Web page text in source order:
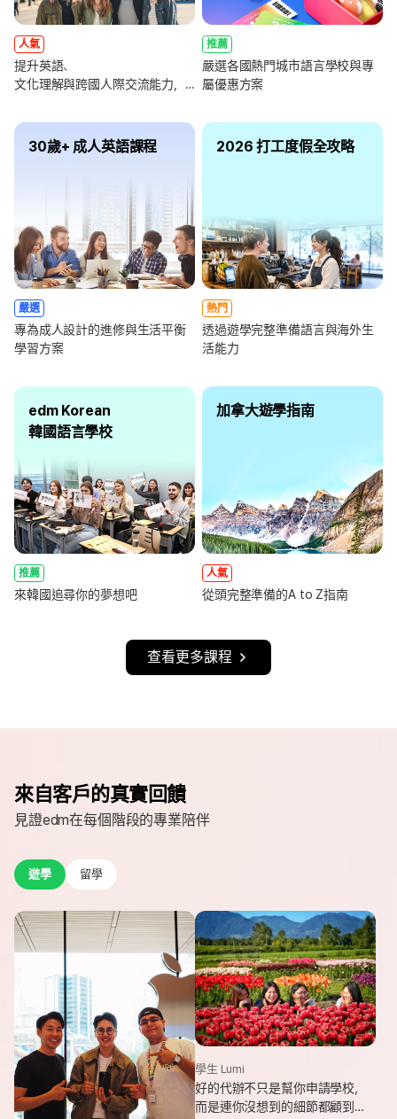
人氣
提升英語、
文化理解與跨國人際交流能力，
推薦
嚴選各國熱門城市語言學校與專
屬優惠方案
30歲+ 成人英語課程
嚴選
專為成人設計的進修與生活平衡
學習方案
2026 打工度假全攻略
熱門
透過遊學完整準備語言與海外生
活能力
edm Korean
韓國語言學校
推薦
來韓國追尋你的夢想吧
加拿大遊學指南
人氣
從頭完整準備的A to Z指南
查看更多課程
來自客戶的真實回饋
見證edm在每個階段的專業陪伴
遊學 留學
學生 Lumi
好的代辦不只是幫你申請學校，
而是連你沒想到的細節都顧到